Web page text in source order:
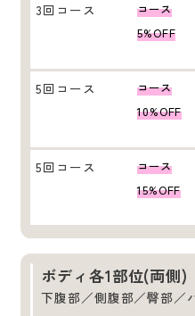
3回コース
コース
5%OFF
5回コース
コース
10%OFF
5回コース
コース
15%OFF
ボディ各1部位(両側)
下腹部／側腹部／臀部／